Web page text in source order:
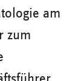
am
zum